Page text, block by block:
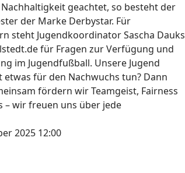
geachtet, so besteht der
der Marke Derbystar. Für
steht Jugendkoordinator Sascha Dauks
für Fragen zur Verfügung und
im Jugendfußball. Unsere Jugend
für den Nachwuchs tun? Dann
fördern wir Teamgeist, Fairness
– wir freuen uns über jede
2025 12:00